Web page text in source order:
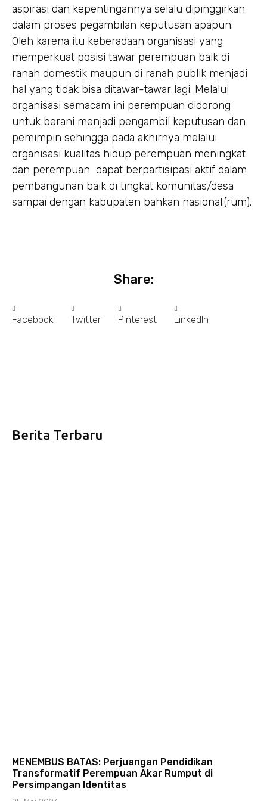
aspirasi dan kepentingannya selalu dipinggirkan
dalam proses pegambilan keputusan apapun.
Oleh karena itu keberadaan organisasi yang
memperkuat posisi tawar perempuan baik di
ranah domestik maupun di ranah publik menjadi
hal yang tidak bisa ditawar-tawar lagi. Melalui
organisasi semacam ini perempuan didorong
untuk berani menjadi pengambil keputusan dan
pemimpin sehingga pada akhirnya melalui
organisasi kualitas hidup perempuan meningkat
dan perempuan dapat berpartisipasi aktif dalam
pembangunan baik di tingkat komunitas/desa
sampai dengan kabupaten bahkan nasional.(rum).
Share:
Facebook Twitter Pinterest LinkedIn
Berita Terbaru
MENEMBUS BATAS: Perjuangan Pendidikan
Transformatif Perempuan Akar Rumput di
Persimpangan Identitas